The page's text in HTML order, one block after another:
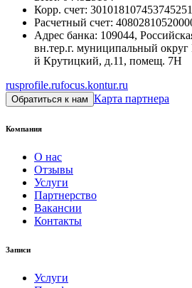
Корр. счет:
Расчетный счет:
Адрес банка: 109044,
вн.тер.г. муниципальный
й Крутицкий, д.11, помещ. 7Н
rusprofile.rufocus.kontur.ru
Обратиться к нам Карта партнера
Компания
О нас
Отзывы
Услуги
Партнерство
Вакансии
Контакты
Записи
Услуги